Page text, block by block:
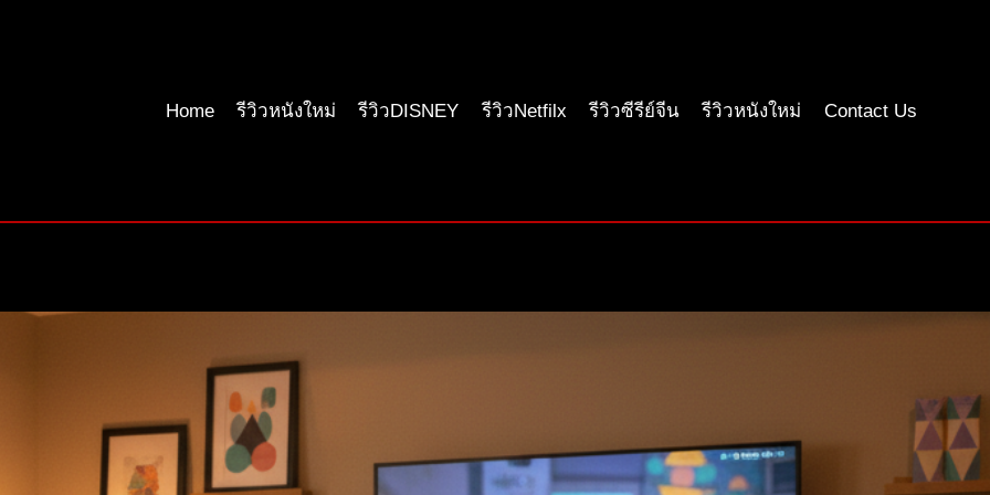
Home
รีวิวหนังใหม่ รีวิวDISNEY รีวิวNetfilx รีวิวซีรีย์จีน รีวิวหนังใหม่ Contact Us